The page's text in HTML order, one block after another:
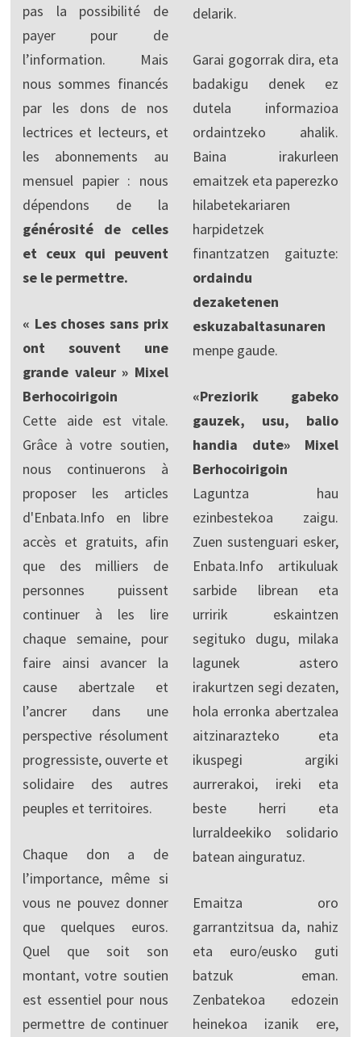
pas la possibilité de
payer pour de
l’information. Mais
nous sommes financés
par les dons de nos
lectrices et lecteurs, et
les abonnements au
mensuel papier : nous
dépendons de la
générosité de celles
et ceux qui peuvent
se le permettre.
« Les choses sans prix
ont souvent une
grande valeur » Mixel
Berhocoirigoin
Cette aide est vitale.
Grâce à votre soutien,
nous continuerons à
proposer les articles
d'Enbata.Info en libre
accès et gratuits, afin
que des milliers de
personnes puissent
continuer à les lire
chaque semaine, pour
faire ainsi avancer la
cause abertzale et
l’ancrer dans une
perspective résolument
progressiste, ouverte et
solidaire des autres
peuples et territoires.
Chaque don a de
l’importance, même si
vous ne pouvez donner
que quelques euros.
Quel que soit son
montant, votre soutien
est essentiel pour nous
permettre de continuer
delarik.
Garai gogorrak dira, eta
badakigu denek ez
dutela informazioa
ordaintzeko ahalik.
Baina irakurleen
emaitzek eta paperezko
hilabetekariaren
harpidetzek
finantzatzen gaituzte:
ordaindu
dezaketenen
eskuzabaltasunaren
menpe gaude.
«Preziorik gabeko
gauzek, usu, balio
handia dute» Mixel
Berhocoirigoin
Laguntza hau
ezinbestekoa zaigu.
Zuen sustenguari esker,
Enbata.Info artikuluak
sarbide librean eta
urririk eskaintzen
segituko dugu, milaka
lagunek astero
irakurtzen segi dezaten,
hola erronka abertzalea
aitzinarazteko eta
ikuspegi argiki
aurrerakoi, ireki eta
beste herri eta
lurraldeekiko solidario
batean ainguratuz.
Emaitza oro
garrantzitsua da, nahiz
eta euro/eusko guti
batzuk eman.
Zenbatekoa edozein
heinekoa izanik ere,